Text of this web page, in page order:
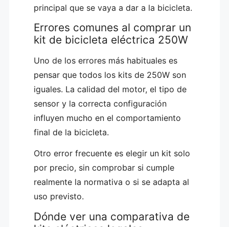
principal que se vaya a dar a la bicicleta.
Errores comunes al comprar un
kit de bicicleta eléctrica 250W
Uno de los errores más habituales es
pensar que todos los kits de 250W son
iguales. La calidad del motor, el tipo de
sensor y la correcta configuración
influyen mucho en el comportamiento
final de la bicicleta.
Otro error frecuente es elegir un kit solo
por precio, sin comprobar si cumple
realmente la normativa o si se adapta al
uso previsto.
Dónde ver una comparativa de